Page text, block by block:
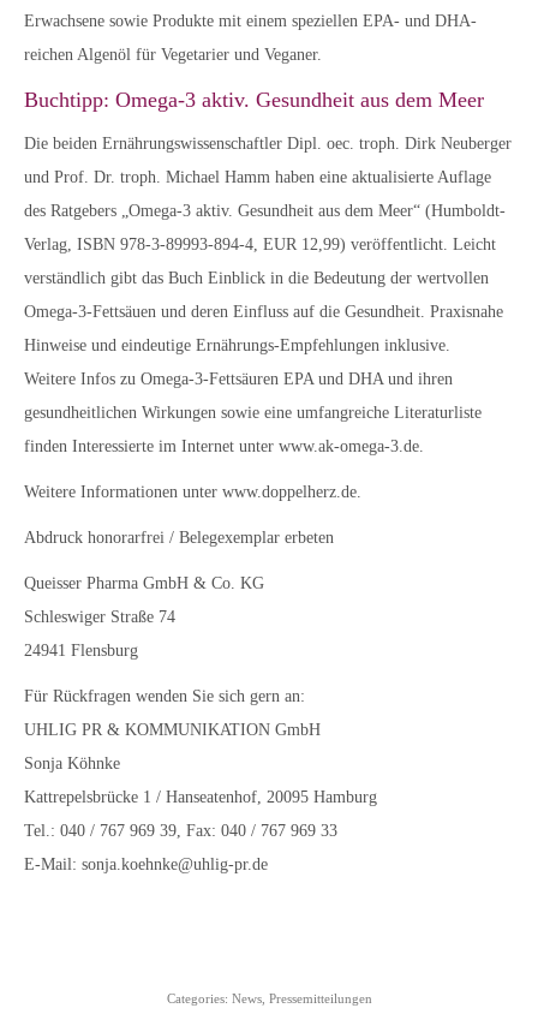
Erwachsene sowie Produkte mit einem speziellen EPA- und DHA-
reichen Algenöl für Vegetarier und Veganer.
Buchtipp: Omega-3 aktiv. Gesundheit aus dem Meer
Die beiden Ernährungswissenschaftler Dipl. oec. troph. Dirk Neuberger
und Prof. Dr. troph. Michael Hamm haben eine aktualisierte Auflage
des Ratgebers „Omega-3 aktiv. Gesundheit aus dem Meer“ (Humboldt-
Verlag, ISBN 978-3-89993-894-4, EUR 12,99) veröffentlicht. Leicht
verständlich gibt das Buch Einblick in die Bedeutung der wertvollen
Omega-3-Fettsäuen und deren Einfluss auf die Gesundheit. Praxisnahe
Hinweise und eindeutige Ernährungs-Empfehlungen inklusive.
Weitere Infos zu Omega-3-Fettsäuren EPA und DHA und ihren
gesundheitlichen Wirkungen sowie eine umfangreiche Literaturliste
finden Interessierte im Internet unter www.ak-omega-3.de.
Weitere Informationen unter www.doppelherz.de.
Abdruck honorarfrei / Belegexemplar erbeten
Queisser Pharma GmbH & Co. KG
Schleswiger Straße 74
24941 Flensburg
Für Rückfragen wenden Sie sich gern an:
UHLIG PR & KOMMUNIKATION GmbH
Sonja Köhnke
Kattrepelsbrücke 1 / Hanseatenhof, 20095 Hamburg
Tel.: 040 / 767 969 39, Fax: 040 / 767 969 33
E-Mail: sonja.koehnke@uhlig-pr.de
Categories: News, Pressemitteilungen